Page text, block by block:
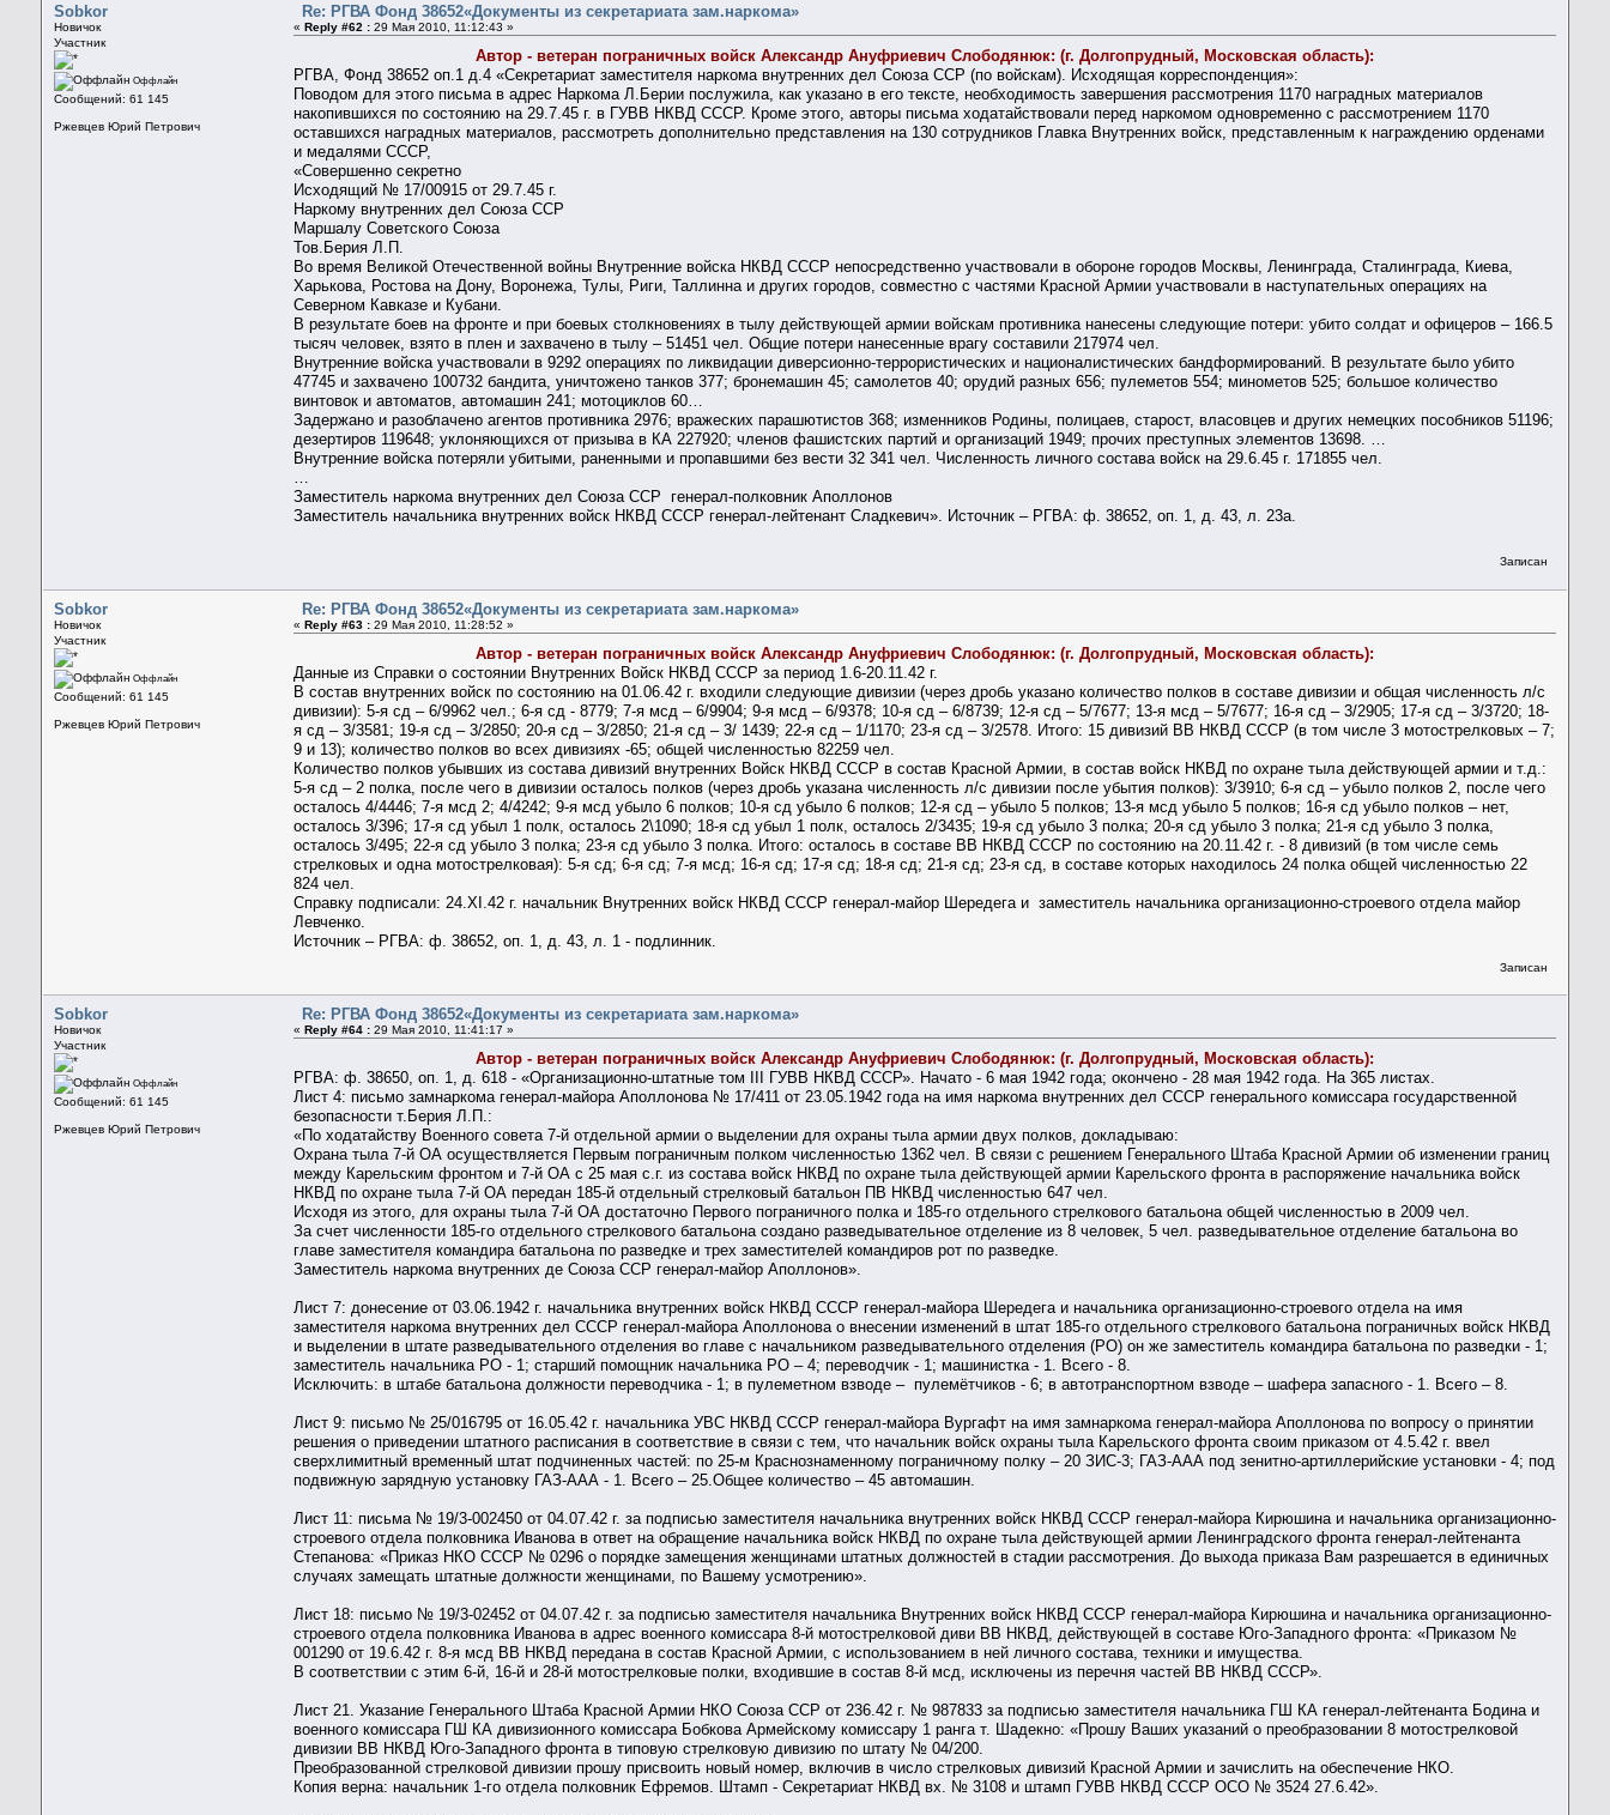
Sobkor
Новичок
Участник
Оффлайн
Сообщений: 61 145
Ржевцев Юрий Петрович
Re: РГВА Фонд 38652«Документы из секретариата зам.наркома»
«Reply #62 : 29 Мая 2010, 11:12:43 »
Автор - ветеран пограничных войск Александр Ануфриевич Слободянюк: (г. Долгопрудный, Московская область):
РГВА, Фонд 38652 оп.1 д.4 «Секретариат заместителя наркома внутренних дел Союза ССР (по войскам). Исходящая корреспонденция»:
Поводом для этого письма в адрес Наркома Л.Берии послужила, как указано в его тексте, необходимость завершения рассмотрения 1170 наградных материалов
накопившихся по состоянию на 29.7.45 г. в ГУВВ НКВД СССР. Кроме этого, авторы письма ходатайствовали перед наркомом одновременно с рассмотрением 1170
оставшихся наградных материалов, рассмотреть дополнительно представления на 130 сотрудников Главка Внутренних войск, представленным к награждению орденами
и медалями СССР,
«Совершенно секретно
Исходящий № 17/00915 от 29.7.45 г.
Наркому внутренних дел Союза ССР
Маршалу Советского Союза
Тов.Берия Л.П.
Во время Великой Отечественной войны Внутренние войска НКВД СССР непосредственно участвовали в обороне городов Москвы, Ленинграда, Сталинграда, Киева,
Харькова, Ростова на Дону, Воронежа, Тулы, Риги, Таллинна и других городов, совместно с частями Красной Армии участвовали в наступательных операциях на
Северном Кавказе и Кубани.
В результате боев на фронте и при боевых столкновениях в тылу действующей армии войскам противника нанесены следующие потери: убито солдат и офицеров – 166.5
тысяч человек, взято в плен и захвачено в тылу – 51451 чел. Общие потери нанесенные врагу составили 217974 чел.
Внутренние войска участвовали в 9292 операциях по ликвидации диверсионно-террористических и националистических бандформирований. В результате было убито
47745 и захвачено 100732 бандита, уничтожено танков 377; бронемашин 45; самолетов 40; орудий разных 656; пулеметов 554; минометов 525; большое количество
винтовок и автоматов, автомашин 241; мотоциклов 60…
Задержано и разоблачено агентов противника 2976; вражеских парашютистов 368; изменников Родины, полицаев, старост, власовцев и других немецких пособников 51196;
дезертиров 119648; уклоняющихся от призыва в КА 227920; членов фашистских партий и организаций 1949; прочих преступных элементов 13698. …
Внутренние войска потеряли убитыми, раненными и пропавшими без вести 32 341 чел. Численность личного состава войск на 29.6.45 г. 171855 чел.
…
Заместитель наркома внутренних дел Союза ССР генерал-полковник Аполлонов
Заместитель начальника внутренних войск НКВД СССР генерал-лейтенант Сладкевич». Источник – РГВА: ф. 38652, оп. 1, д. 43, л. 23а.
Записан
Sobkor
Новичок
Участник
Оффлайн
Сообщений: 61 145
Ржевцев Юрий Петрович
Re: РГВА Фонд 38652«Документы из секретариата зам.наркома»
«Reply #63 : 29 Мая 2010, 11:28:52 »
Автор - ветеран пограничных войск Александр Ануфриевич Слободянюк: (г. Долгопрудный, Московская область):
Данные из Справки о состоянии Внутренних Войск НКВД СССР за период 1.6-20.11.42 г.
В состав внутренних войск по состоянию на 01.06.42 г. входили следующие дивизии (через дробь указано количество полков в составе дивизии и общая численность л/с
дивизии): 5-я сд – 6/9962 чел.; 6-я сд - 8779; 7-я мсд – 6/9904; 9-я мсд – 6/9378; 10-я сд – 6/8739; 12-я сд – 5/7677; 13-я мсд – 5/7677; 16-я сд – 3/2905; 17-я сд – 3/3720; 18-
я сд – 3/3581; 19-я сд – 3/2850; 20-я сд – 3/2850; 21-я сд – 3/ 1439; 22-я сд – 1/1170; 23-я сд – 3/2578. Итого: 15 дивизий ВВ НКВД СССР (в том числе 3 мотострелковых – 7;
9 и 13); количество полков во всех дивизиях -65; общей численностью 82259 чел.
Количество полков убывших из состава дивизий внутренних Войск НКВД СССР в состав Красной Армии, в состав войск НКВД по охране тыла действующей армии и т.д.:
5-я сд – 2 полка, после чего в дивизии осталось полков (через дробь указана численность л/с дивизии после убытия полков): 3/3910; 6-я сд – убыло полков 2, после чего
осталось 4/4446; 7-я мсд 2; 4/4242; 9-я мсд убыло 6 полков; 10-я сд убыло 6 полков; 12-я сд – убыло 5 полков; 13-я мсд убыло 5 полков; 16-я сд убыло полков – нет,
осталось 3/396; 17-я сд убыл 1 полк, осталось 2\1090; 18-я сд убыл 1 полк, осталось 2/3435; 19-я сд убыло 3 полка; 20-я сд убыло 3 полка; 21-я сд убыло 3 полка,
осталось 3/495; 22-я сд убыло 3 полка; 23-я сд убыло 3 полка. Итого: осталось в составе ВВ НКВД СССР по состоянию на 20.11.42 г. - 8 дивизий (в том числе семь
стрелковых и одна мотострелковая): 5-я сд; 6-я сд; 7-я мсд; 16-я сд; 17-я сд; 18-я сд; 21-я сд; 23-я сд, в составе которых находилось 24 полка общей численностью 22
824 чел.
Справку подписали: 24.XI.42 г. начальник Внутренних войск НКВД СССР генерал-майор Шередега и заместитель начальника организационно-строевого отдела майор
Левченко.
Источник – РГВА: ф. 38652, оп. 1, д. 43, л. 1 - подлинник.
Записан
Sobkor
Новичок
Участник
Оффлайн
Сообщений: 61 145
Ржевцев Юрий Петрович
Re: РГВА Фонд 38652«Документы из секретариата зам.наркома»
«Reply #64 : 29 Мая 2010, 11:41:17 »
Автор - ветеран пограничных войск Александр Ануфриевич Слободянюк: (г. Долгопрудный, Московская область):
РГВА: ф. 38650, оп. 1, д. 618 - «Организационно-штатные том III ГУВВ НКВД СССР». Начато - 6 мая 1942 года; окончено - 28 мая 1942 года. На 365 листах.
Лист 4: письмо замнаркома генерал-майора Аполлонова № 17/411 от 23.05.1942 года на имя наркома внутренних дел СССР генерального комиссара государственной
безопасности т.Берия Л.П.:
«По ходатайству Военного совета 7-й отдельной армии о выделении для охраны тыла армии двух полков, докладываю:
Охрана тыла 7-й ОА осуществляется Первым пограничным полком численностью 1362 чел. В связи с решением Генерального Штаба Красной Армии об изменении границ
между Карельским фронтом и 7-й ОА с 25 мая с.г. из состава войск НКВД по охране тыла действующей армии Карельского фронта в распоряжение начальника войск
НКВД по охране тыла 7-й ОА передан 185-й отдельный стрелковый батальон ПВ НКВД численностью 647 чел.
Исходя из этого, для охраны тыла 7-й ОА достаточно Первого пограничного полка и 185-го отдельного стрелкового батальона общей численностью в 2009 чел.
За счет численности 185-го отдельного стрелкового батальона создано разведывательное отделение из 8 человек, 5 чел. разведывательное отделение батальона во
главе заместителя командира батальона по разведке и трех заместителей командиров рот по разведке.
Заместитель наркома внутренних де Союза ССР генерал-майор Аполлонов».
Лист 7: донесение от 03.06.1942 г. начальника внутренних войск НКВД СССР генерал-майора Шередега и начальника организационно-строевого отдела на имя
заместителя наркома внутренних дел СССР генерал-майора Аполлонова о внесении изменений в штат 185-го отдельного стрелкового батальона пограничных войск НКВД
и выделении в штате разведывательного отделения во главе с начальником разведывательного отделения (РО) он же заместитель командира батальона по разведки - 1;
заместитель начальника РО - 1; старший помощник начальника РО – 4; переводчик - 1; машинистка - 1. Всего - 8.
Исключить: в штабе батальона должности переводчика - 1; в пулеметном взводе – пулемётчиков - 6; в автотранспортном взводе – шафера запасного - 1. Всего – 8.
Лист 9: письмо № 25/016795 от 16.05.42 г. начальника УВС НКВД СССР генерал-майора Вургафт на имя замнаркома генерал-майора Аполлонова по вопросу о принятии
решения о приведении штатного расписания в соответствие в связи с тем, что начальник войск охраны тыла Карельского фронта своим приказом от 4.5.42 г. ввел
сверхлимитный временный штат подчиненных частей: по 25-м Краснознаменному пограничному полку – 20 ЗИС-3; ГАЗ-ААА под зенитно-артиллерийские установки - 4; под
подвижную зарядную установку ГАЗ-ААА - 1. Всего – 25.Общее количество – 45 автомашин.
Лист 11: письма № 19/3-002450 от 04.07.42 г. за подписью заместителя начальника внутренних войск НКВД СССР генерал-майора Кирюшина и начальника организационно-
строевого отдела полковника Иванова в ответ на обращение начальника войск НКВД по охране тыла действующей армии Ленинградского фронта генерал-лейтенанта
Степанова: «Приказ НКО СССР № 0296 о порядке замещения женщинами штатных должностей в стадии рассмотрения. До выхода приказа Вам разрешается в единичных
случаях замещать штатные должности женщинами, по Вашему усмотрению».
Лист 18: письмо № 19/3-02452 от 04.07.42 г. за подписью заместителя начальника Внутренних войск НКВД СССР генерал-майора Кирюшина и начальника организационно-
строевого отдела полковника Иванова в адрес военного комиссара 8-й мотострелковой диви ВВ НКВД, действующей в составе Юго-Западного фронта: «Приказом №
001290 от 19.6.42 г. 8-я мсд ВВ НКВД передана в состав Красной Армии, с использованием в ней личного состава, техники и имущества.
В соответствии с этим 6-й, 16-й и 28-й мотострелковые полки, входившие в состав 8-й мсд, исключены из перечня частей ВВ НКВД СССР».
Лист 21. Указание Генерального Штаба Красной Армии НКО Союза ССР от 236.42 г. № 987833 за подписью заместителя начальника ГШ КА генерал-лейтенанта Бодина и
военного комиссара ГШ КА дивизионного комиссара Бобкова Армейскому комиссару 1 ранга т. Шадекно: «Прошу Ваших указаний о преобразовании 8 мотострелковой
дивизии ВВ НКВД Юго-Западного фронта в типовую стрелковую дивизию по штату № 04/200.
Преобразованной стрелковой дивизии прошу присвоить новый номер, включив в число стрелковых дивизий Красной Армии и зачислить на обеспечение НКО.
Копия верна: начальник 1-го отдела полковник Ефремов. Штамп - Секретариат НКВД вх. № 3108 и штамп ГУВВ НКВД СССР ОСО № 3524 27.6.42».